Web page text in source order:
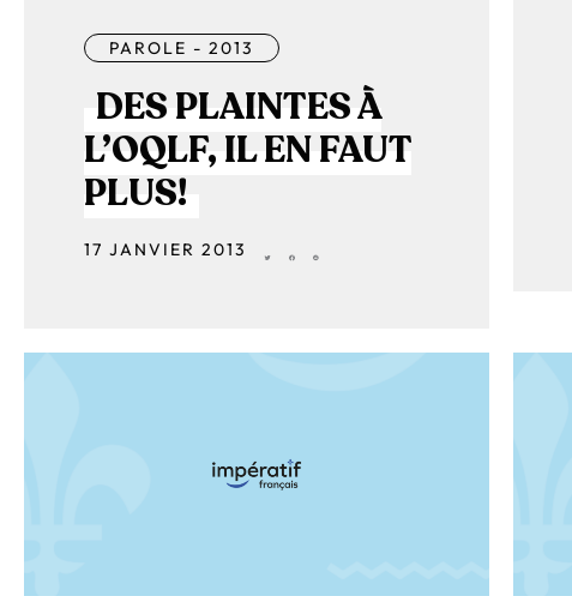
PAROLE - 2013
DES PLAINTES À
L’OQLF, IL EN FAUT
PLUS!
17 JANVIER 2013